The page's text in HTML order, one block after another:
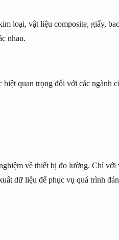
loại, vật liệu composite, giấy,
nhau.
quan trọng đối với các ngành
về thiết bị đo lường. Chỉ
dữ liệu để phục vụ quá trình